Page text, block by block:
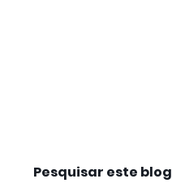
Pesquisar este blog